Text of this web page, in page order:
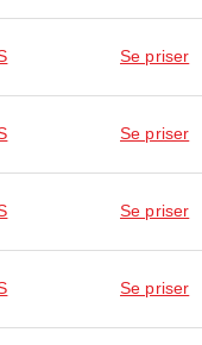
Se priser
Se priser
Se priser
Se priser